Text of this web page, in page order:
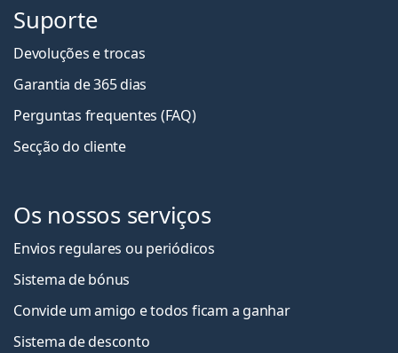
Suporte
Devoluções e trocas
Garantia de 365 dias
Perguntas frequentes (FAQ)
Secção do cliente
Os nossos serviços
Envios regulares ou periódicos
Sistema de bónus
Convide um amigo e todos ficam a ganhar
Sistema de desconto